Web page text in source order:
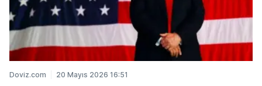
Doviz.com 20 Mayıs 2026 16:51